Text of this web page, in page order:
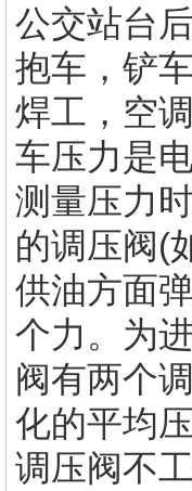
公交站台
抱车，铲
焊工，空
车压力是
测量压力
的调压阀(
供油方面
个力。为
阀有两个
化的平均
调压阀不